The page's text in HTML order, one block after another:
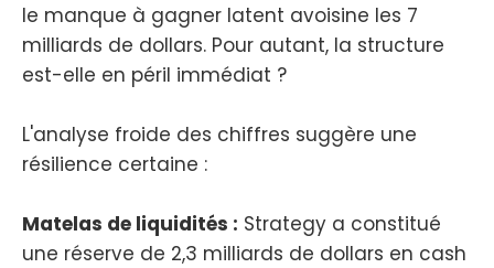
le manque à gagner latent avoisine les 7
milliards de dollars. Pour autant, la structure
est-elle en péril immédiat ?
L'analyse froide des chiffres suggère une
résilience certaine :
Matelas de liquidités : Strategy a constitué
une réserve de 2,3 milliards de dollars en cash